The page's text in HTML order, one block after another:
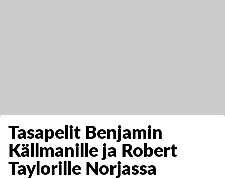
Tasapelit Benjamin
Källmanille ja Robert
Taylorille Norjassa